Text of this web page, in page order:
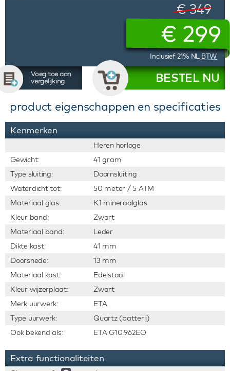
€ 349
€ 299
Inclusief 21% NL BTW
Voeg toe aan
vergelijking
BESTEL NU
product eigenschappen en specificaties
Kenmerken
Heren horloge
Gewicht:
41 gram
Type sluiting:
Doornsluiting
Waterdicht tot:
50 meter / 5 ATM
Materiaal glas:
K1 mineraalglas
Kleur band:
Zwart
Materiaal band:
Leder
Dikte kast:
41 mm
Doorsnede:
13 mm
Materiaal kast:
Edelstaal
Kleur wijzerplaat:
Zwart
Merk uurwerk:
ETA
Type uurwerk:
Quartz (batterij)
Ook bekend als:
ETA G10.962EO
Extra functionaliteiten